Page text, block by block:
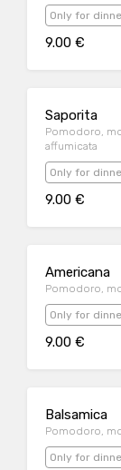
Only for
9.00 €
Saporita
Pomodoro,
affumicata
Only for
9.00 €
Americana
Pomodoro,
Only for
9.00 €
Balsamica
Pomodoro,
Only for